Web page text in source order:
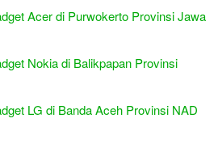
Acer di Purwokerto Provinsi Jawa
Nokia di Balikpapan Provinsi
LG di Banda Aceh Provinsi NAD